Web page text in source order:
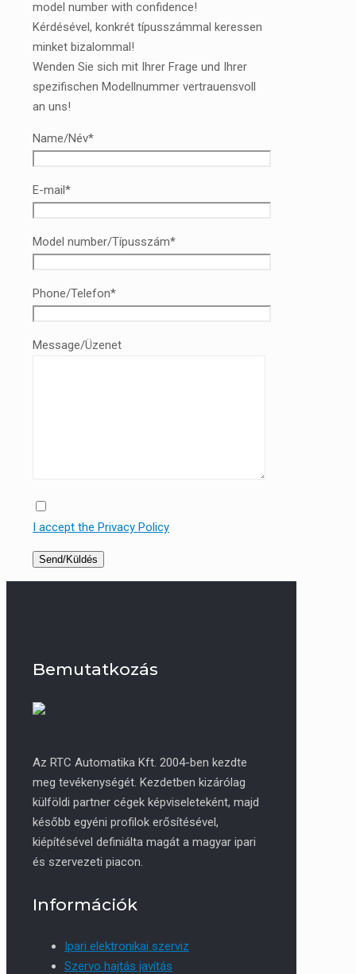
model number with confidence!
Kérdésével, konkrét típusszámmal keressen
minket bizalommal!
Wenden Sie sich mit Ihrer Frage und Ihrer
spezifischen Modellnummer vertrauensvoll
an uns!
Name/Név*
E-mail*
Model number/Típusszám*
Phone/Telefon*
Message/Üzenet
I accept the Privacy Policy
Bemutatkozás
Az RTC Automatika Kft. 2004-ben kezdte
meg tevékenységét. Kezdetben kizárólag
külföldi partner cégek képviseleteként, majd
később egyéni profilok erősítésével,
kiépítésével definiálta magát a magyar ipari
és szervezeti piacon.
Információk
Ipari elektronikai szerviz
Szervo hajtás javítás